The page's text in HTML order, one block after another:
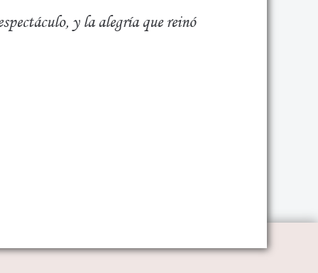
y la alegría que reinó